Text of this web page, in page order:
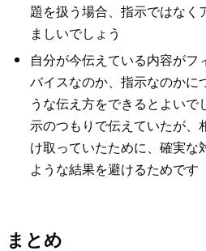
題を扱う場合、指示ではなく
ましいでしょう
自分が今伝えている内容がフ
バイスなのか、指示なのかに
うな伝え方をできるとよい
示のつもりで伝えていたが、
け取っていたために、確実な
ような結果を避けるためです
まとめ